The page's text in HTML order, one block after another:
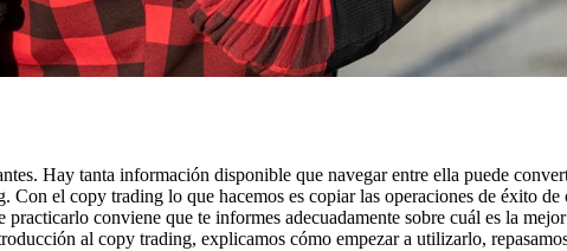
Hay tanta información disponible que navegar entre ella puede
el copy trading lo que hacemos es copiar las operaciones de éxito
conviene que te informes adecuadamente sobre cuál es la
al copy trading, explicamos cómo empezar a utilizarlo,